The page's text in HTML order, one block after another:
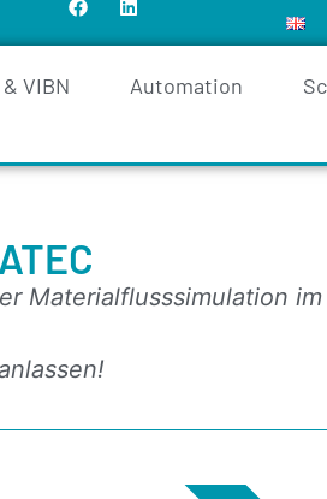
VIBN Automation
Materialfluss­simulation